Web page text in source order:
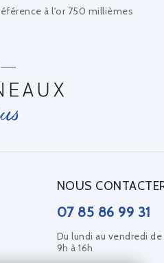
à l'or 750 millièmes
NOUS
07 85 86 99 31
Du lundi au vendredi de
9h à 16h